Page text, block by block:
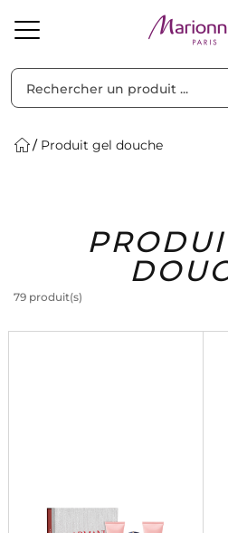
Solaire Homme Marques
Produit gel douche
79 produit(s)